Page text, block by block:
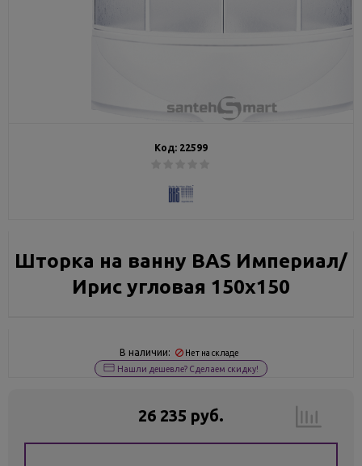
Код: 22599
Шторка на ванну BAS Империал/
Ирис угловая 150x150
В наличии: Нет на складе
Нашли дешевле? Сделаем скидку!
26 235 руб.